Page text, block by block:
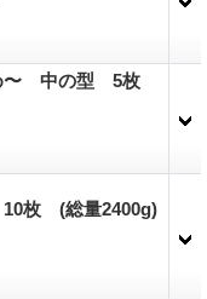
〜 中の型 5枚
枚 (総量2400g)